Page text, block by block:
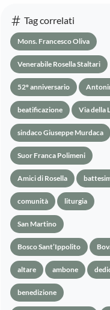
Tag correlati
Mons. Francesco Oliva
Venerabile Rosella Staltari
52º anniversario
beatificazione Via della
sindaco Giuseppe Murdaca
Suor Franca Polimeni
Amici di Rosella
comunità liturgia
San Martino
Bosco Sant’Ippolito
altare ambone
benedizione